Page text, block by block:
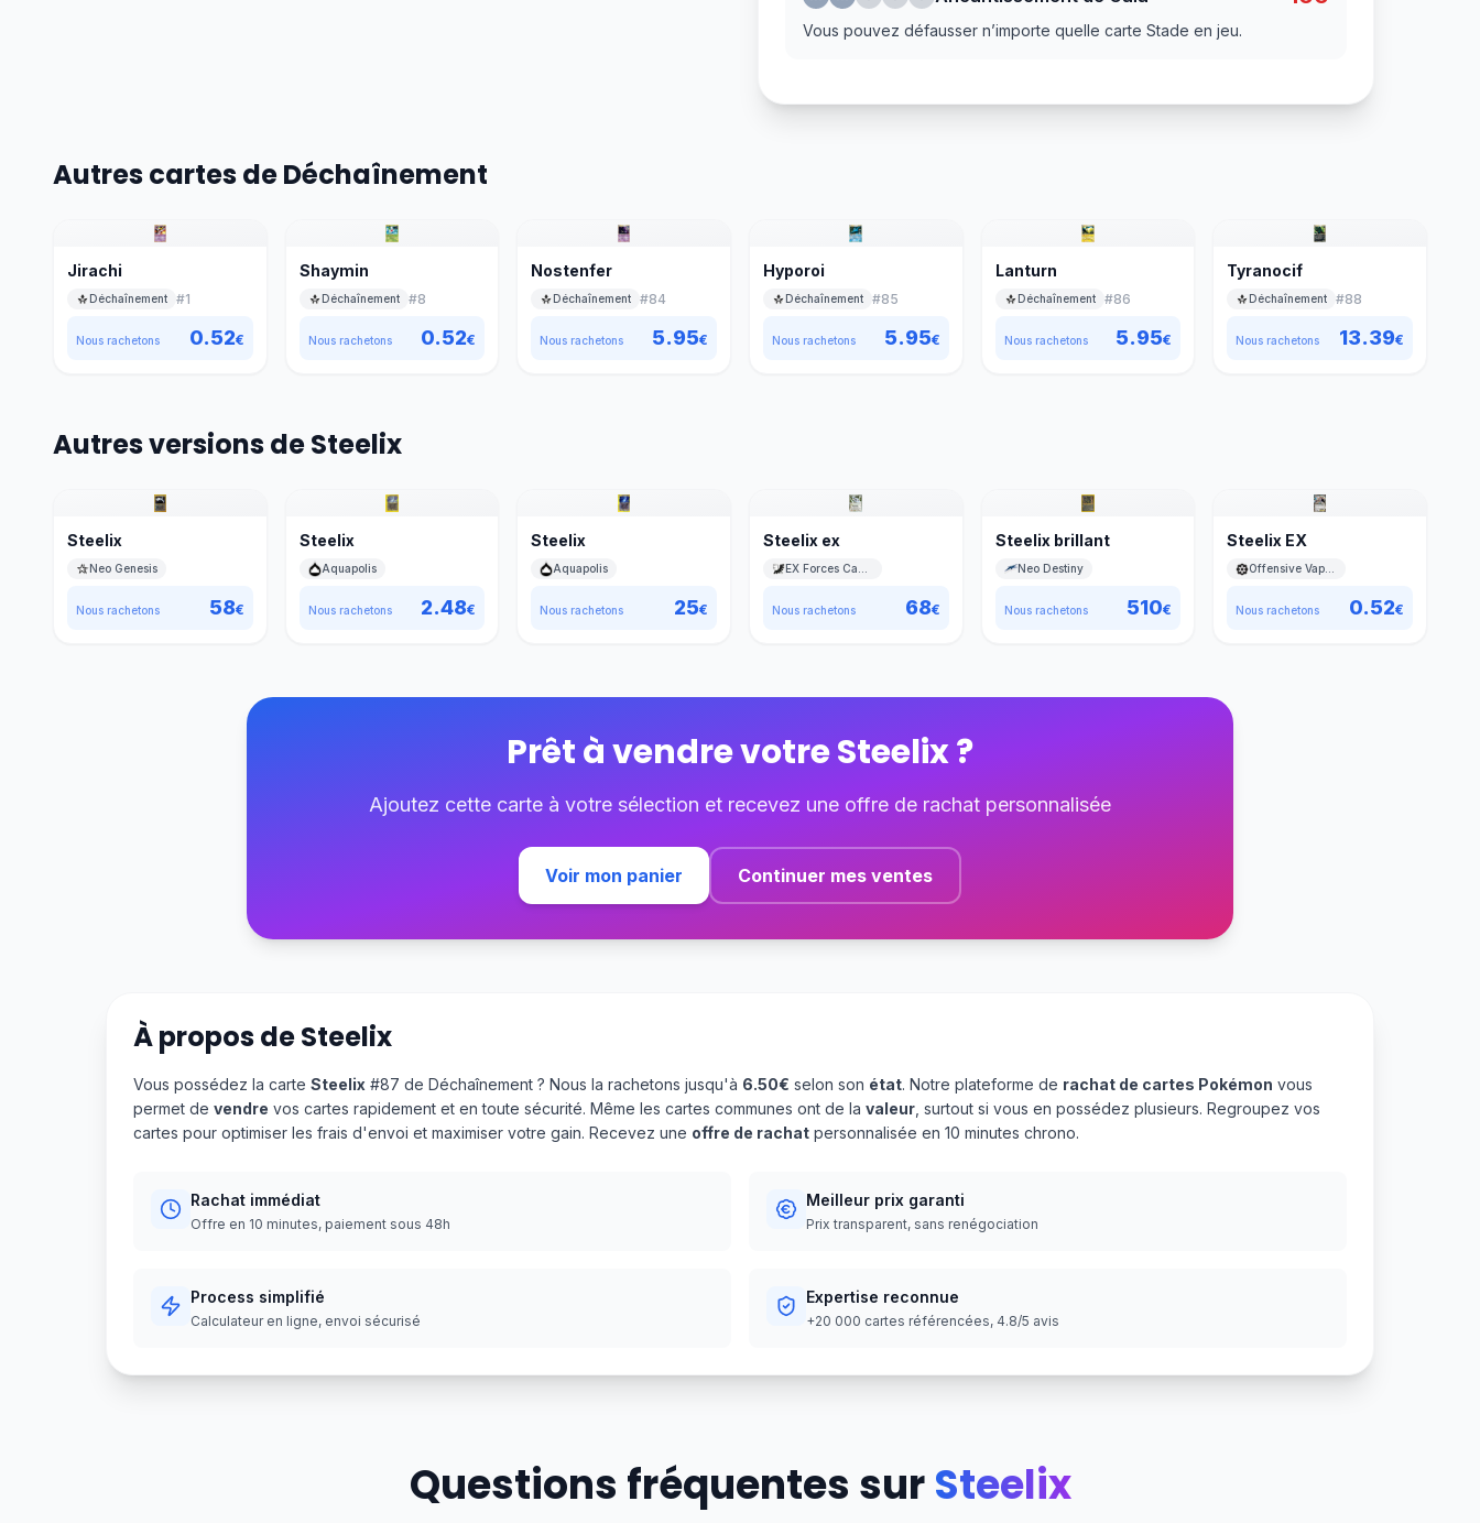
Vous pouvez défausser n’importe quelle carte Stade en jeu.
Autres cartes de Déchaînement
Jirachi
Déchaînement #1
Nous rachetons 0.52€
Shaymin
Déchaînement #8
Nous rachetons 0.52€
Nostenfer
Déchaînement #84
Nous rachetons 5.95€
Hyporoi
Déchaînement #85
Nous rachetons 5.95€
Lanturn
Déchaînement #86
Nous rachetons 5.95€
Tyranocif
Déchaînement #88
Nous rachetons 13.39€
Autres versions de Steelix
Steelix
Neo Genesis
Nous rachetons 58€
Steelix
Aquapolis
Nous rachetons 2.48€
Steelix
Aquapolis
Nous rachetons 25€
Steelix ex
Nous rachetons 68€
Steelix brillant
Neo Destiny
Nous rachetons 510€
Steelix EX
Nous rachetons 0.52€
Prêt à vendre votreSteelix?
Ajoutez cette carte à votre sélection et recevez une offre de rachat personnalisée
Voir mon panier Continuer mes ventes
À propos deSteelix
Vous possédez la carte Steelix #87 de Déchaînement ? Nous la rachetons jusqu'à 6.50€ selon son état. Notre plateforme de rachat de cartes Pokémon vous
permet de vendre vos cartes rapidement et en toute sécurité. Même les cartes communes ont de la valeur , surtout si vous en possédez plusieurs. Regroupez vos
cartes pour optimiser les frais d'envoi et maximiser votre gain. Recevez une offre de rachat personnalisée en 10 minutes chrono.
Rachat immédiat
Offre en 10 minutes, paiement sous 48h
Meilleur prix garanti
Prix transparent, sans renégociation
Process simplifié
Calculateur en ligne, envoi sécurisé
Expertise reconnue
+20 000 cartes référencées, 4.8/5 avis
Questions fréquentes sur Steelix